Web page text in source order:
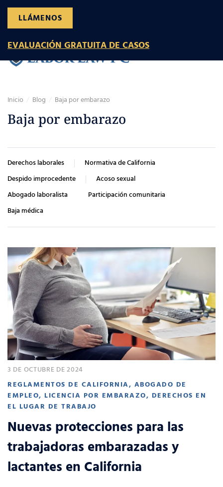
Ir al contenido principal
Inicio Blog Baja por embarazo
Baja por embarazo
Derechos laborales
Normativa de California
Despido improcedente
Acoso sexual
Abogado laboralista
Participación comunitaria
Baja médica
3 DE OCTUBRE DE 2024
REGLAMENTOS DE CALIFORNIA, ABOGADO DE
EMPLEO, LICENCIA POR EMBARAZO, DERECHOS EN
EL LUGAR DE TRABAJO
Nuevas protecciones para las
trabajadoras embarazadas y
lactantes en California
LLÁMENOS
EVALUACIÓN GRATUITA DE CASOS